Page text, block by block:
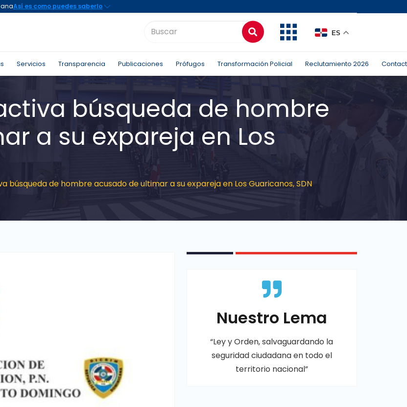
ES
Servicios Transparencia Publicaciones Prófugos Transformación Policial Reclutamiento 2026
búsqueda de hombre
a su expareja en Los
búsqueda de hombre acusado de ultimar a su expareja en Los Guaricanos, SDN
Nuestro Lema
“Ley y Orden, salvaguardando la
seguridad ciudadana en todo el
territorio nacional”